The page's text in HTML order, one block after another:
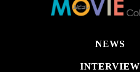
NEWS
INTERVIEW